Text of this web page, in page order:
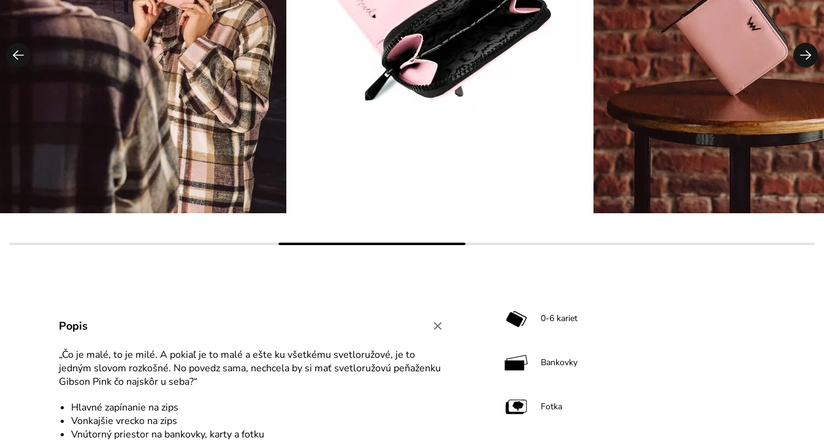
Popis
„Čo je malé, to je milé. A pokiaľ je to malé a ešte ku všetkému svetloružové, je to
jedným slovom rozkošné. No povedz sama, nechcela by si mať svetloružovú peňaženku
Gibson Pink čo najskôr u seba?“
Hlavné zapínanie na zips
Vonkajšie vrecko na zips
Vnútorný priestor na bankovky, karty a fotku
0-6 kariet
Bankovky
Fotka